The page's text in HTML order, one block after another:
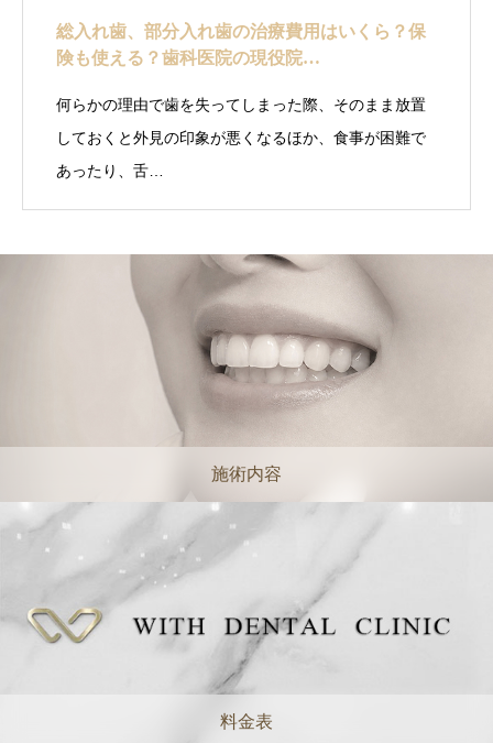
総入れ歯、部分入れ歯の治療費用はいくら？保
険も使える？歯科医院の現役院…
何らかの理由で歯を失ってしまった際、そのまま放置
しておくと外見の印象が悪くなるほか、食事が困難で
あったり、舌…
施術内容
料金表